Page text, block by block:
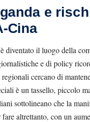
e
Cina
diventato il luogo della
e di policy
cercano di
è un tassello, piccolo
sottolineano che la
altrettanto, con un